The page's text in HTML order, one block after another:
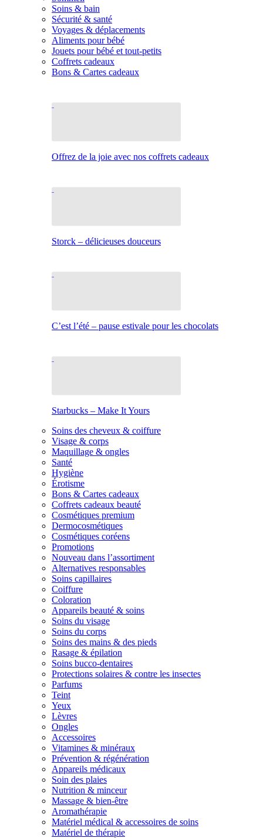
Soins & bain
Sécurité & santé
Voyages & déplacements
Aliments pour bébé
Jouets pour bébé et tout-petits
Coffrets cadeaux
Bons & Cartes cadeaux
Offrez de la joie avec nos coffrets cadeaux
Storck – délicieuses douceurs
C’est l’été – pause estivale pour les chocolats
Starbucks – Make It Yours
Soins des cheveux & coiffure
Visage & corps
Maquillage & ongles
Santé
Hygiène
Érotisme
Bons & Cartes cadeaux
Coffrets cadeaux beauté
Cosmétiques premium
Dermocosmétiques
Cosmétiques coréens
Promotions
Nouveau dans l’assortiment
Alternatives responsables
Soins capillaires
Coiffure
Coloration
Appareils beauté & soins
Soins du visage
Soins du corps
Soins des mains & des pieds
Rasage & épilation
Soins bucco-dentaires
Protections solaires & contre les insectes
Parfums
Teint
Yeux
Lèvres
Ongles
Accessoires
Vitamines & minéraux
Prévention & régénération
Appareils médicaux
Soin des plaies
Nutrition & minceur
Massage & bien-être
Aromathérapie
Matériel médical & accessoires de soins
Matériel de thérapie